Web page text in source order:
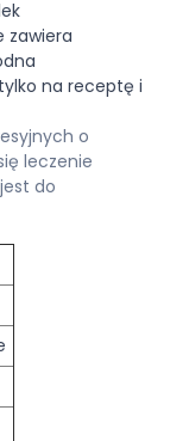
zawiera
na receptę i
o
leczenie
do